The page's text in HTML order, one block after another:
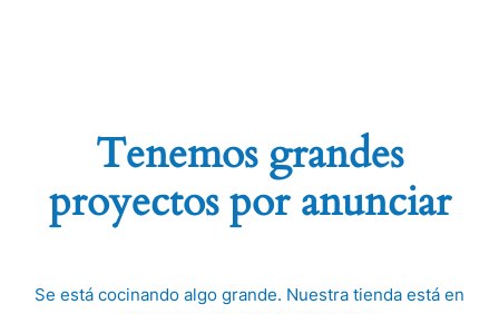
Tenemos grandes
proyectos por anunciar
Se está cocinando algo grande. Nuestra tienda está en